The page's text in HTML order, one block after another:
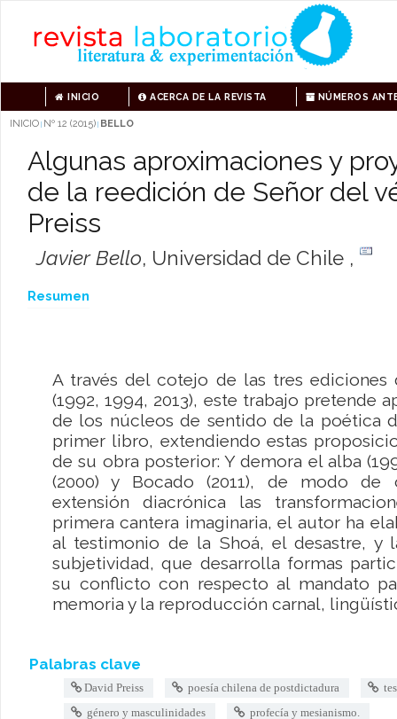
INICIO ACERCA DE LA REVISTA NÚMEROS
INICIO | Nº 12 (2015) | BELLO
Algunas aproximaciones y
de la reedición de Señor del
Preiss
Javier Bello, Universidad de Chile ,
Resumen
A través del cotejo de las tres ediciones
(1992, 1994, 2013), este trabajo pretende
de los núcleos de sentido de la poética
primer libro, extendiendo estas
de su obra posterior: Y demora el alba
(2000) y Bocado (2011), de modo de
extensión diacrónica las
primera cantera imaginaria, el autor ha
al testimonio de la Shoá, el desastre, y
subjetividad, que desarrolla formas
su conflicto con respecto al mandato
memoria y la reproducción carnal,
Palabras clave
David Preiss poesía chilena de postdictadura
género y masculinidades
profecía y mesianismo.